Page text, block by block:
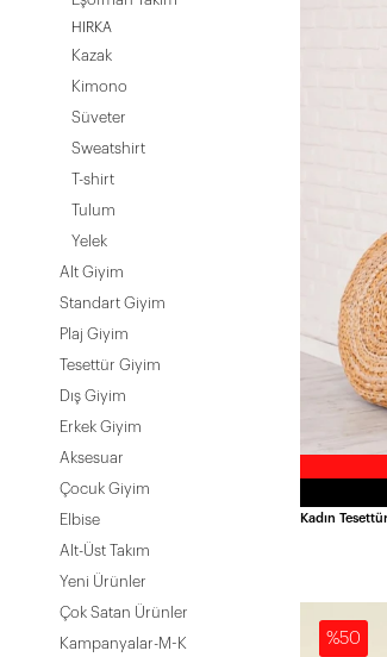
HIRKA
Kazak
Kimono
Süveter
Sweatshirt
T-shirt
Tulum
Yelek
Alt Giyim
Standart Giyim
Plaj Giyim
Tesettür Giyim
Dış Giyim
Erkek Giyim
Aksesuar
Çocuk Giyim
Elbise
Alt-Üst Takım
Yeni Ürünler
Çok Satan Ürünler
Kampanyalar-M-K
%50